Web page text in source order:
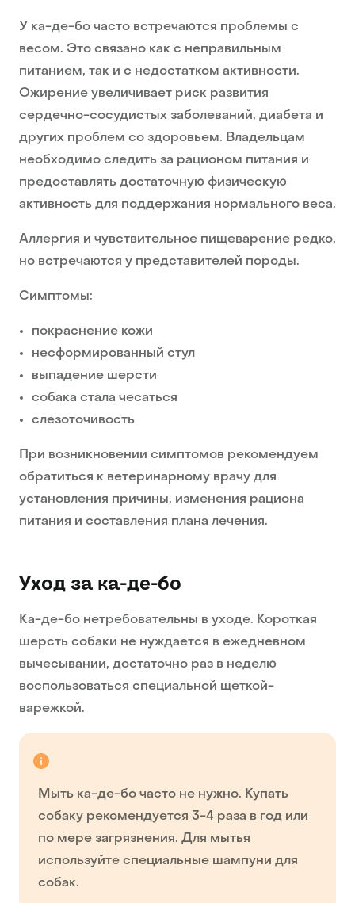
У ка-де-бо часто встречаются проблемы с
весом. Это связано как с неправильным
питанием, так и с недостатком активности.
Ожирение увеличивает риск развития
сердечно-сосудистых заболеваний, диабета и
других проблем со здоровьем. Владельцам
необходимо следить за рационом питания и
предоставлять достаточную физическую
активность для поддержания нормального веса.
Аллергия и чувствительное пищеварение редко,
но встречаются у представителей породы.
Симптомы:
покраснение кожи
несформированный стул
выпадение шерсти
собака стала чесаться
слезоточивость
При возникновении симптомов рекомендуем
обратиться к ветеринарному врачу для
установления причины, изменения рациона
питания и составления плана лечения.
Уход за ка-де-бо
Ка-де-бо нетребовательны в уходе. Короткая
шерсть собаки не нуждается в ежедневном
вычесывании, достаточно раз в неделю
воспользоваться специальной щеткой-
варежкой.
Мыть ка-де-бо часто не нужно. Купать
собаку рекомендуется 3-4 раза в год или
по мере загрязнения. Для мытья
используйте специальные шампуни для
собак.